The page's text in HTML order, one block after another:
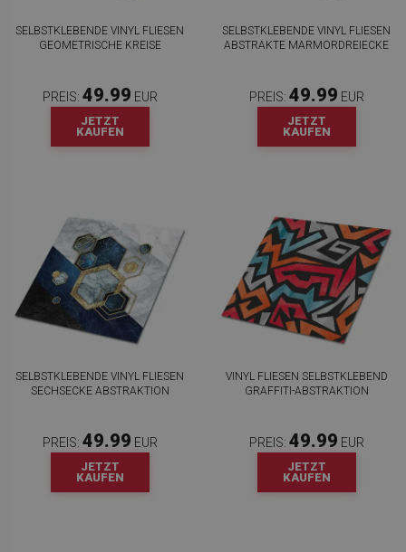
SELBSTKLEBENDE VINYL FLIESEN
GEOMETRISCHE KREISE
PREIS: 49.99 EUR
JETZT
KAUFEN
SELBSTKLEBENDE VINYL FLIESEN
ABSTRAKTE MARMORDREIECKE
PREIS: 49.99 EUR
JETZT
KAUFEN
SELBSTKLEBENDE VINYL FLIESEN
SECHSECKE ABSTRAKTION
PREIS: 49.99 EUR
JETZT
KAUFEN
VINYL FLIESEN SELBSTKLEBEND
GRAFFITI-ABSTRAKTION
PREIS: 49.99 EUR
JETZT
KAUFEN